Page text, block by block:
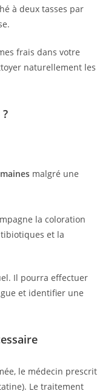
à deux tasses par
frais dans votre
naturellement les
malgré une
la coloration
et la
Il pourra effectuer
et identifier une
le médecin prescrit
Le traitement